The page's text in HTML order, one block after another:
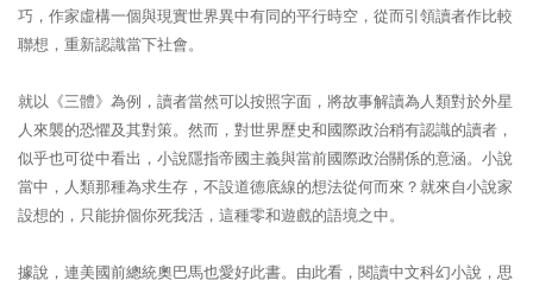
巧，作家虛構一個與現實世界異中有同的平行時空，從而引領讀者作比較
聯想，重新認識當下社會。
就以《三體》為例，讀者當然可以按照字面，將故事解讀為人類對於外星
人來襲的恐懼及其對策。然而，對世界歷史和國際政治稍有認識的讀者，
似乎也可從中看出，小說隱指帝國主義與當前國際政治關係的意涵。小說
當中，人類那種為求生存，不設道德底線的想法從何而來？就來自小說家
設想的，只能拚個你死我活，這種零和遊戲的語境之中。
據說，連美國前總統奧巴馬也愛好此書。由此看，閱讀中文科幻小說，思